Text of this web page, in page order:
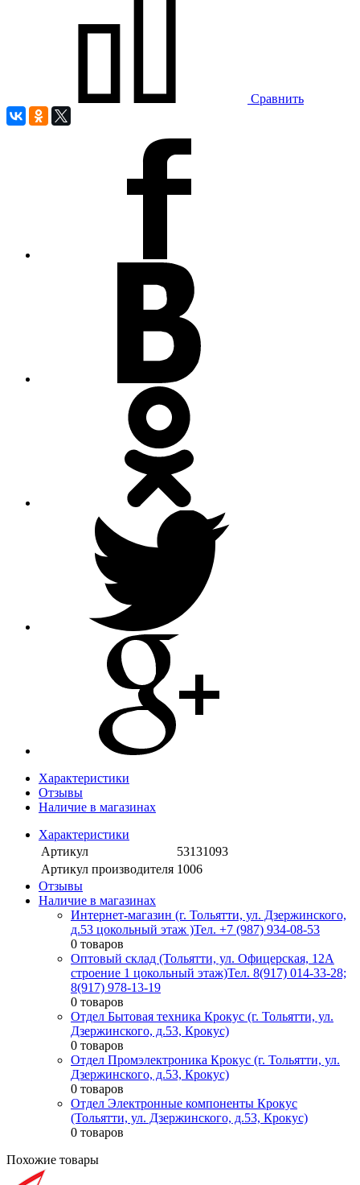
Сравнить
Характеристики
Отзывы
Наличие в магазинах
Характеристики
Артикул
53131093
Артикул производителя 1006
Отзывы
Наличие в магазинах
Интернет-магазин (г. Тольятти, ул. Дзержинского,
д.53 цокольный этаж )Тел. +7 (987) 934-08-53
0 товаров
Оптовый склад (Тольятти, ул. Офицерская, 12А
строение 1 цокольный этаж)Тел. 8(917) 014-33-28;
8(917) 978-13-19
0 товаров
Отдел Бытовая техника Крокус (г. Тольятти, ул.
Дзержинского, д.53, Крокус)
0 товаров
Отдел Промэлектроника Крокус (г. Тольятти, ул.
Дзержинского, д.53, Крокус)
0 товаров
Отдел Электронные компоненты Крокус
(Тольятти, ул. Дзержинского, д.53, Крокус)
0 товаров
Похожие товары